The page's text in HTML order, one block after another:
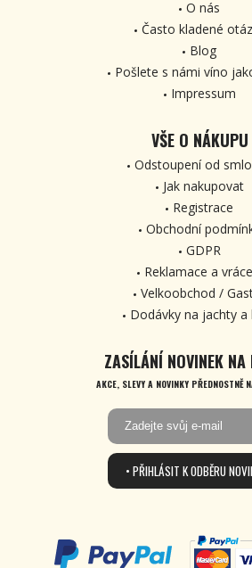
O nás
Často kladené
Blog
Pošlete s námi víno
Impressum
VŠE O NÁKUPU
Odstoupení od
Jak nakupovat
Registrace
Obchodní
GDPR
Reklamace a
Velkoobchod /
Dodávky na jachty a
ZASÍLÁNÍ NOVINEK
AKCE, SLEVY A NOVINKY PŘEDNOSTNĚ
• PŘIHLÁSIT K ODBĚRU